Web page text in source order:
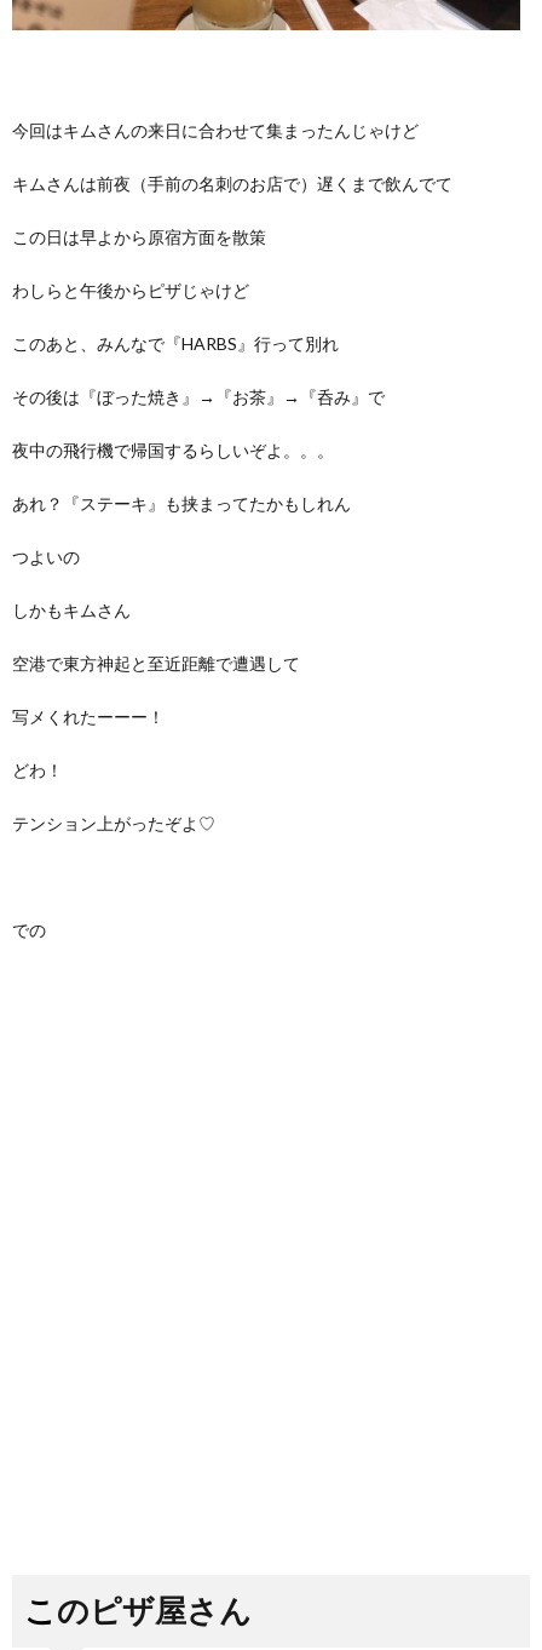
今回はキムさんの来日に合わせて集まったんじゃけど
キムさんは前夜（手前の名刺のお店で）遅くまで飲んでて
この日は早よから原宿方面を散策
わしらと午後からピザじゃけど
このあと、みんなで『HARBS』行って別れ
その後は『ぼった焼き』→『お茶』→『呑み』で
夜中の飛行機で帰国するらしいぞよ。。。
あれ？『ステーキ』も挟まってたかもしれん
つよいの
しかもキムさん
空港で東方神起と至近距離で遭遇して
写メくれたーーー！
どわ！
テンション上がったぞよ♡
での
このピザ屋さん